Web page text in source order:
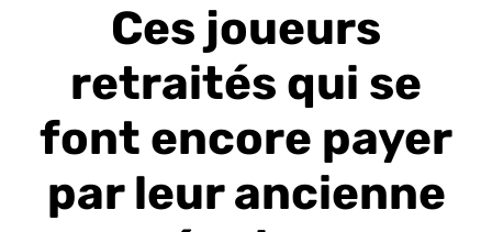
Ces joueurs
retraités qui se
font encore payer
par leur ancienne